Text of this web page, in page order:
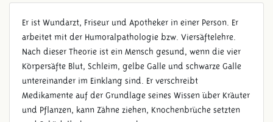
Er ist Wundarzt, Friseur und Apotheker in einer Person. Er
arbeitet mit der Humoralpathologie bzw. Viersäftelehre.
Nach dieser Theorie ist ein Mensch gesund, wenn die vier
Körpersäfte Blut, Schleim, gelbe Galle und schwarze Galle
untereinander im Einklang sind. Er verschreibt
Medikamente auf der Grundlage seines Wissen über Kräuter
und Pflanzen, kann Zähne ziehen, Knochenbrüche setzten